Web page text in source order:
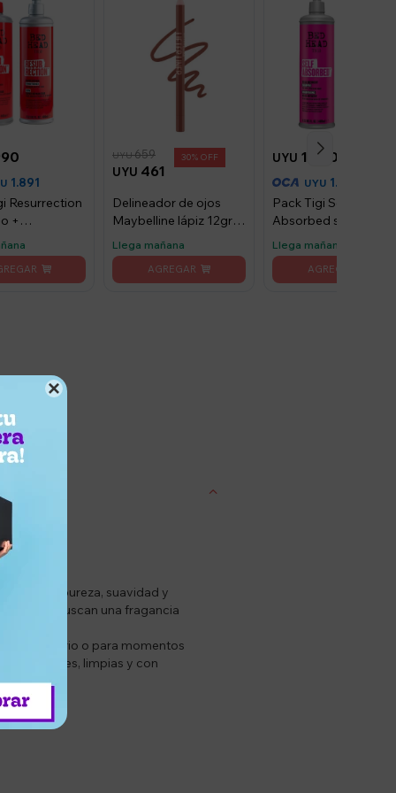

1.891
Resurrection
+
Resurrection
UYU 461
UYU659 30
Delineador de ojos
Maybelline lápiz 12gr
Llega mañana
UYU 1.990
UYU 1.891
Pack Tigi Self
Absorbed shampoo
400 ml - Self
Absorbed
Llega mañana
por su pureza, suavidad y
quienes buscan una fragancia
el uso diario o para momentos
suaves, limpias y con